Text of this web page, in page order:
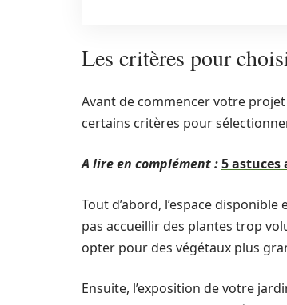
Les critères pour
Avant de commencer votre projet
certains critères pour
A lire en complément :5
Tout d’abord, l’espace
pas accueillir des plantes trop
opter pour des végétaux plus
Ensuite, l’exposition de votre